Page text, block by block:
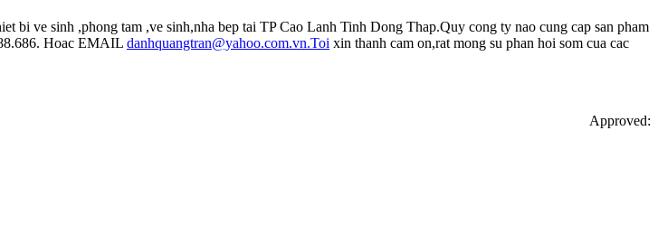
bi ve sinh ,phong tam ,ve sinh,nha bep tai TP Cao Lanh Tinh Dong Thap.Quy cong ty nao cung cap san pham
Hoac EMAIL danhquangtran@yahoo.com.vn.Toi xin thanh cam on,rat mong su phan hoi som cua cac
Approved: